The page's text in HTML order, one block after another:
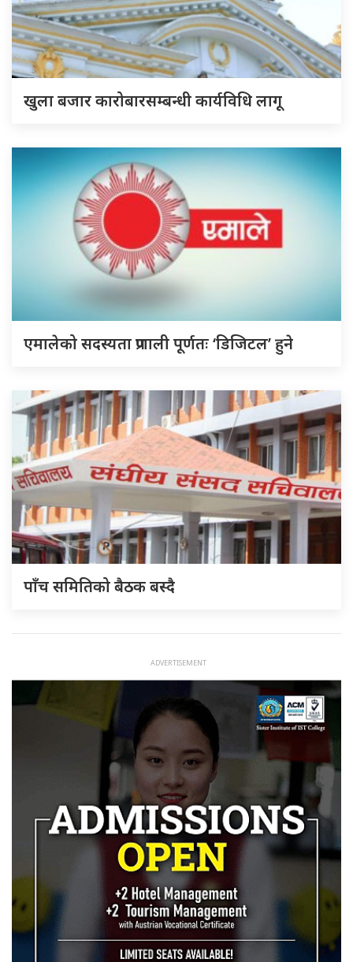
खुला बजार कारोबारसम्बन्धी कार्यविधि लागू
एमालेको सदस्यता प्रणाली पूर्णतः ‘डिजिटल’ हुने
पाँच समितिको बैठक बस्दै